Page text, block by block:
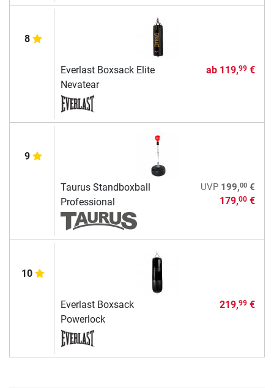
8
Everlast Boxsack Elite
Nevatear
ab 119,99€
9
Taurus Standboxball
Professional
UVP 199,00€
179,00€
10
Everlast Boxsack
Powerlock
219,99€